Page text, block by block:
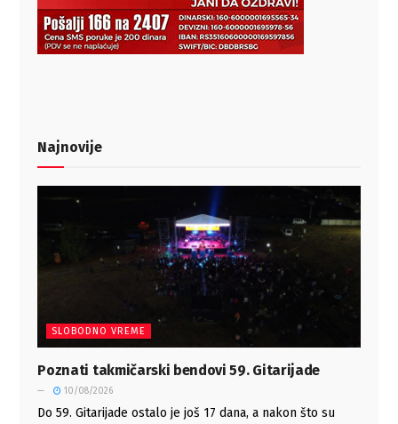
Najnovije
SLOBODNO VREME
Poznati takmičarski bendovi 59. Gitarijade
10/08/2026
Do 59. Gitarijade ostalo je još 17 dana, a nakon što su